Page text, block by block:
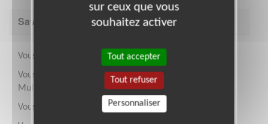
Savoir être & compétences
Vous savez regrouper les informations et les présenter.
Vous maîtrisez l'environnement informatique
MultiMedia et internet.
Vous êtes autonome et organisé.
sur ceux que vous
souhaitez activer
Tout accepter
Tout refuser
Personnaliser